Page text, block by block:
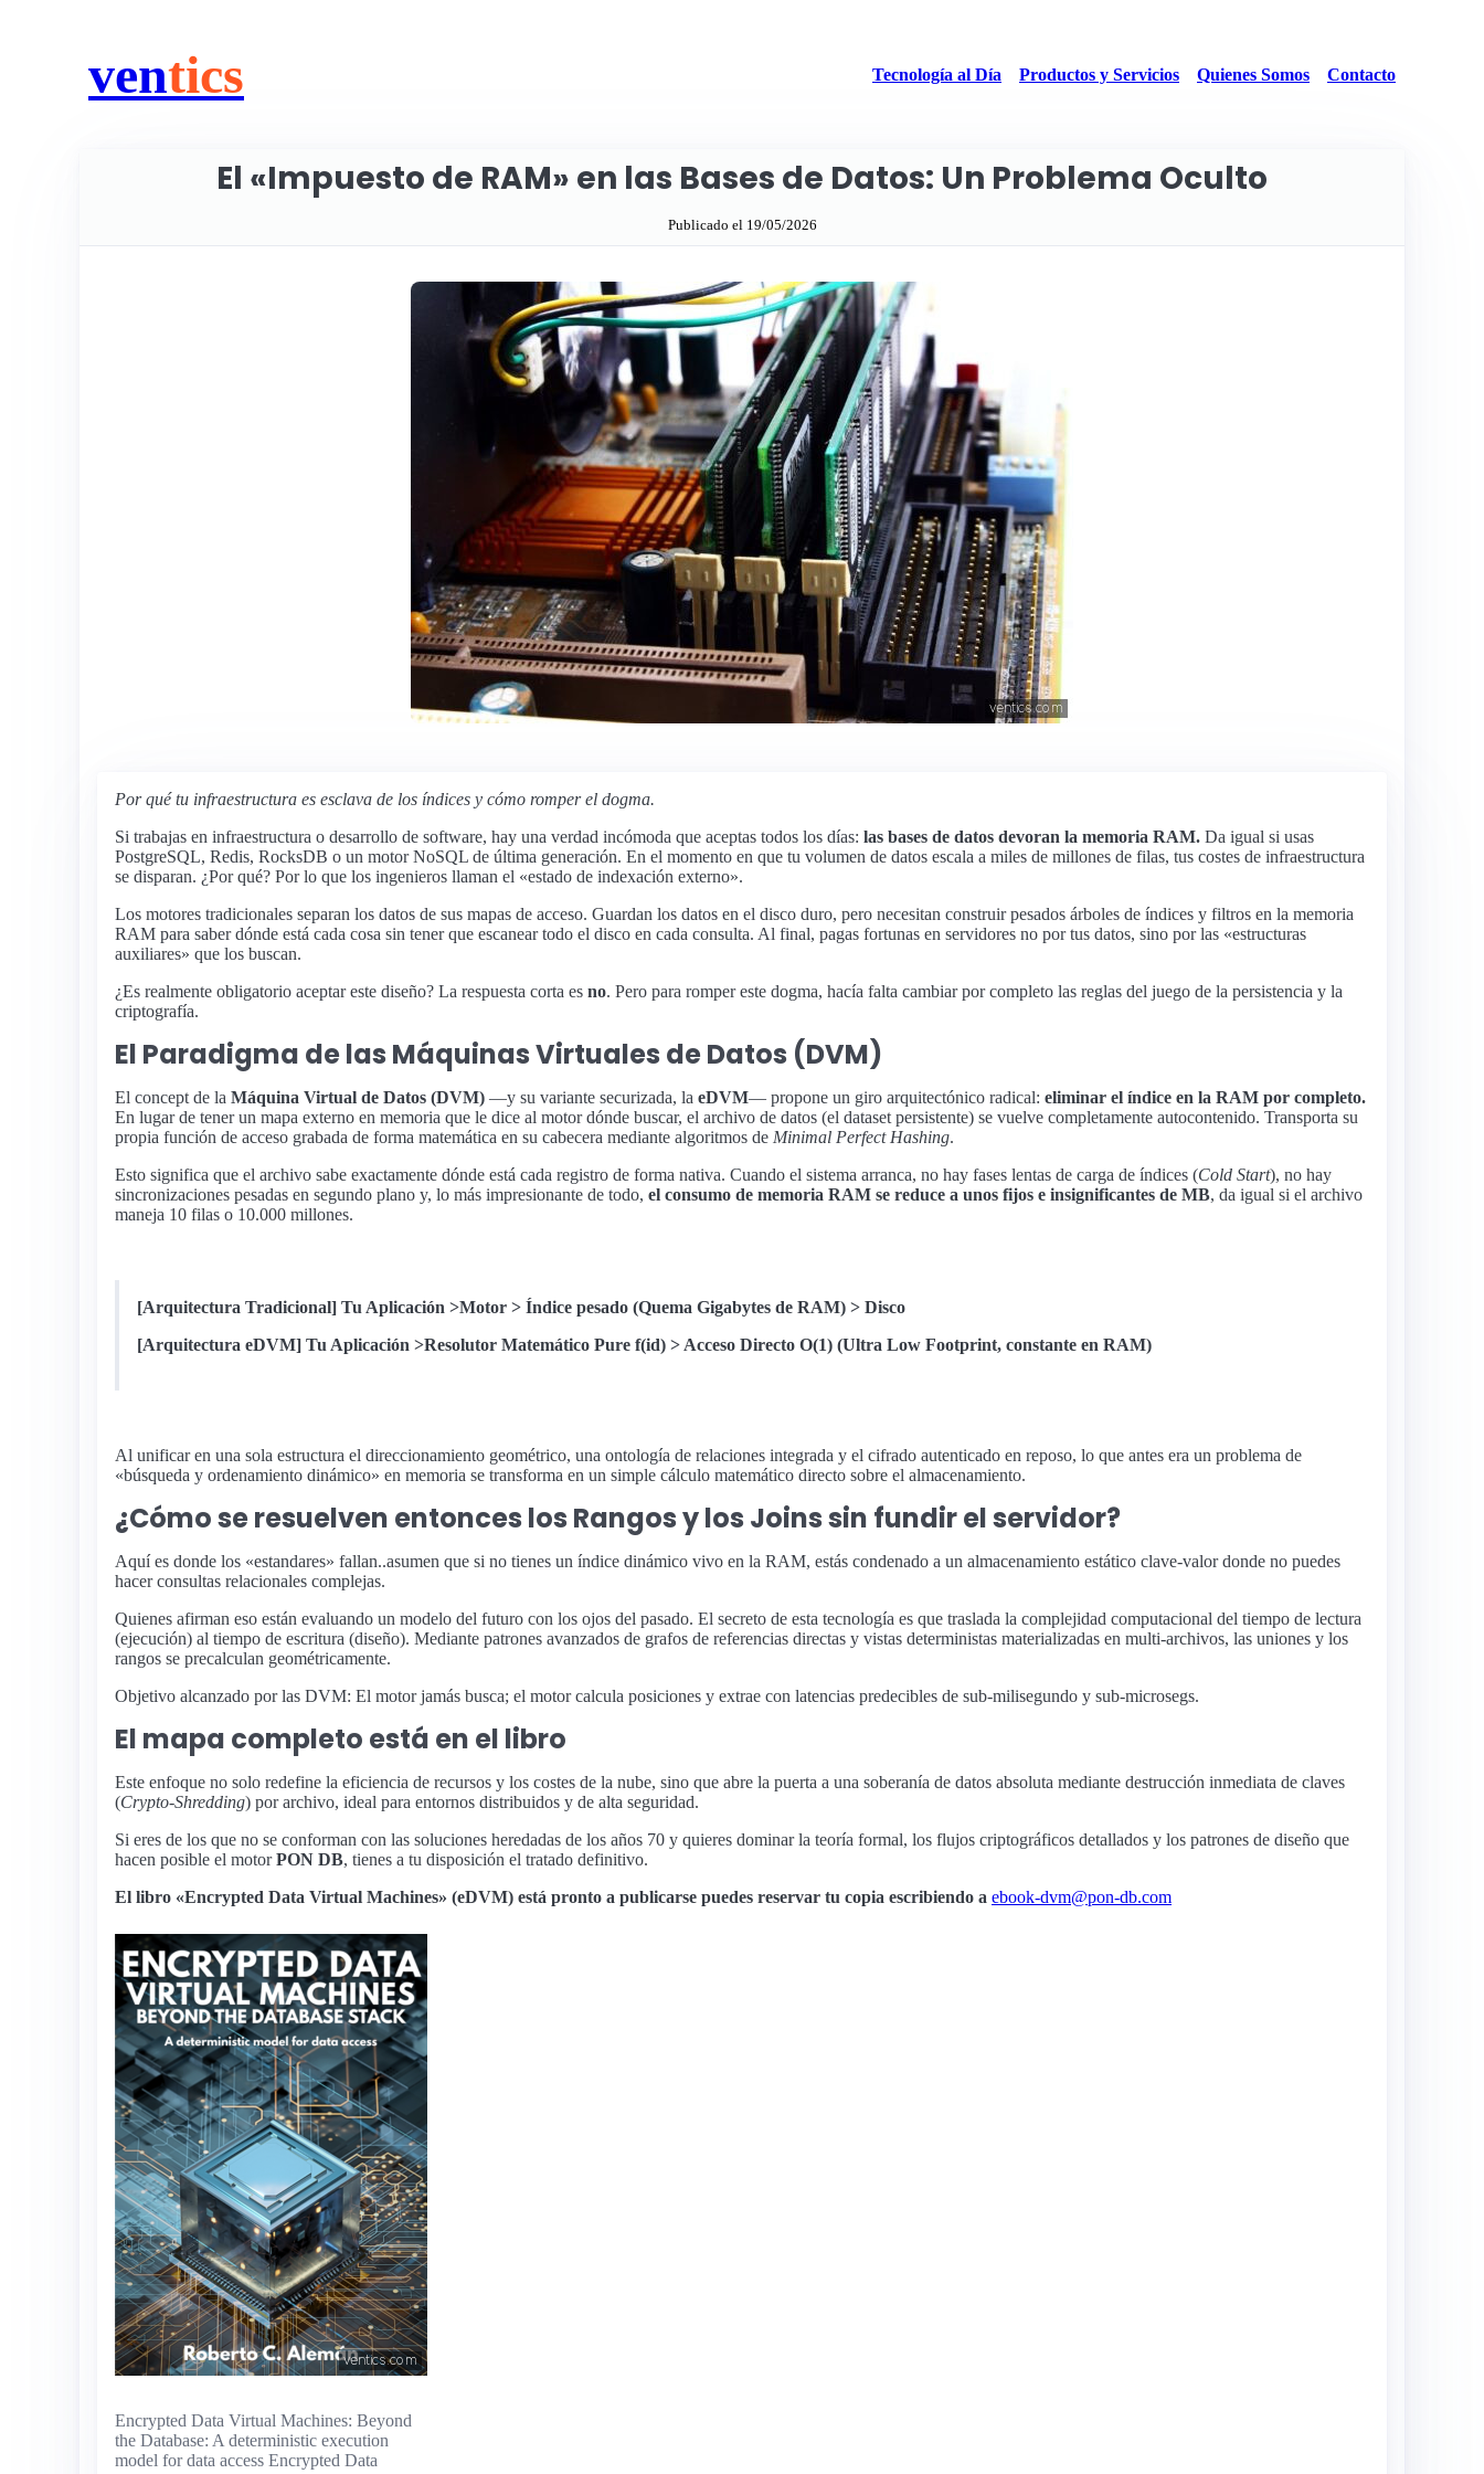
ventics Tecnología al Día Productos y Servicios Quienes Somos Contacto
El «Impuesto de RAM» en las Bases de Datos: Un Problema Oculto
Publicado el 19/05/2026
Por qué tu infraestructura es esclava de los índices y cómo romper el dogma.
Si trabajas en infraestructura o desarrollo de software, hay una verdad incómoda que aceptas todos los días: las bases de datos devoran la memoria RAM. Da igual si usas
PostgreSQL, Redis, RocksDB o un motor NoSQL de última generación. En el momento en que tu volumen de datos escala a miles de millones de filas, tus costes de infraestructura
se disparan. ¿Por qué? Por lo que los ingenieros llaman el «estado de indexación externo».
Los motores tradicionales separan los datos de sus mapas de acceso. Guardan los datos en el disco duro, pero necesitan construir pesados árboles de índices y filtros en la memoria
RAM para saber dónde está cada cosa sin tener que escanear todo el disco en cada consulta. Al final, pagas fortunas en servidores no por tus datos, sino por las «estructuras
auxiliares» que los buscan.
¿Es realmente obligatorio aceptar este diseño? La respuesta corta es no. Pero para romper este dogma, hacía falta cambiar por completo las reglas del juego de la persistencia y la
criptografía.
El Paradigma de las Máquinas Virtuales de Datos (DVM)
El concept de la Máquina Virtual de Datos (DVM) —y su variante securizada, la eDVM— propone un giro arquitectónico radical: eliminar el índice en la RAM por completo.
En lugar de tener un mapa externo en memoria que le dice al motor dónde buscar, el archivo de datos (el dataset persistente) se vuelve completamente autocontenido. Transporta su
propia función de acceso grabada de forma matemática en su cabecera mediante algoritmos de Minimal Perfect Hashing.
Esto significa que el archivo sabe exactamente dónde está cada registro de forma nativa. Cuando el sistema arranca, no hay fases lentas de carga de índices (Cold Start), no hay
sincronizaciones pesadas en segundo plano y, lo más impresionante de todo, el consumo de memoria RAM se reduce a unos fijos e insignificantes de MB, da igual si el archivo
maneja 10 filas o 10.000 millones.
[Arquitectura Tradicional] Tu Aplicación >Motor > Índice pesado (Quema Gigabytes de RAM) > Disco
[Arquitectura eDVM] Tu Aplicación >Resolutor Matemático Pure f(id) > Acceso Directo O(1) (Ultra Low Footprint, constante en RAM)
Al unificar en una sola estructura el direccionamiento geométrico, una ontología de relaciones integrada y el cifrado autenticado en reposo, lo que antes era un problema de
«búsqueda y ordenamiento dinámico» en memoria se transforma en un simple cálculo matemático directo sobre el almacenamiento.
¿Cómo se resuelven entonces los Rangos y los Joins sin fundir el servidor?
Aquí es donde los «estandares» fallan..asumen que si no tienes un índice dinámico vivo en la RAM, estás condenado a un almacenamiento estático clave-valor donde no puedes
hacer consultas relacionales complejas.
Quienes afirman eso están evaluando un modelo del futuro con los ojos del pasado. El secreto de esta tecnología es que traslada la complejidad computacional del tiempo de lectura
(ejecución) al tiempo de escritura (diseño). Mediante patrones avanzados de grafos de referencias directas y vistas deterministas materializadas en multi-archivos, las uniones y los
rangos se precalculan geométricamente.
Objetivo alcanzado por las DVM: El motor jamás busca; el motor calcula posiciones y extrae con latencias predecibles de sub-milisegundo y sub-microsegs.
El mapa completo está en el libro
Este enfoque no solo redefine la eficiencia de recursos y los costes de la nube, sino que abre la puerta a una soberanía de datos absoluta mediante destrucción inmediata de claves
(Crypto-Shredding) por archivo, ideal para entornos distribuidos y de alta seguridad.
Si eres de los que no se conforman con las soluciones heredadas de los años 70 y quieres dominar la teoría formal, los flujos criptográficos detallados y los patrones de diseño que
hacen posible el motorPON DB, tienes a tu disposición el tratado definitivo.
El libro «Encrypted Data Virtual Machines» (eDVM) está pronto a publicarse puedes reservar tu copia escribiendo a ebook-dvm@pon-db.com
Encrypted Data Virtual Machines: Beyond
the Database: A deterministic execution
model for data access Encrypted Data